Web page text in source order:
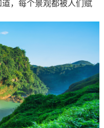
，每个景观都被人们赋